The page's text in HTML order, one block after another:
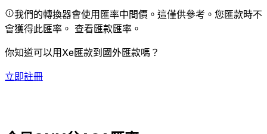
我們的轉換器會使用匯率中間價。這僅供參考。您匯款時不
會獲得此匯率。 查看匯款匯率。
你知道可以用Xe匯款到國外匯款嗎？
立即註冊